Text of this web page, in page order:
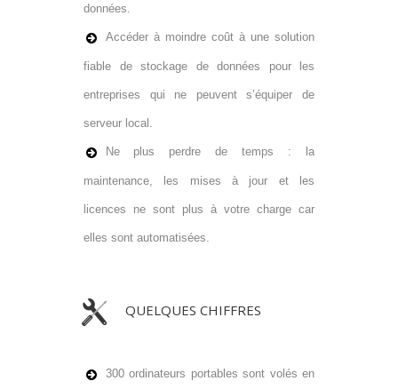
données.
Accéder à moindre coût à une solution
fiable de stockage de données pour les
entreprises qui ne peuvent s’équiper de
serveur local.
Ne plus perdre de temps : la
maintenance, les mises à jour et les
licences ne sont plus à votre charge car
elles sont automatisées.
QUELQUES CHIFFRES
300 ordinateurs portables sont volés en